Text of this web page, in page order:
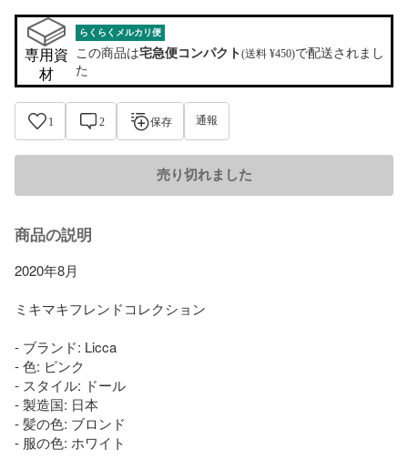
専用資
材
らくらくメルカリ便
この商品は宅急便コンパクト(送料 ¥450)で配送されまし
た
1 2 保存 通報
売り切れました
商品の説明
2020年8月
ミキマキフレンドコレクション
- ブランド: Licca
- 色: ピンク
- スタイル: ドール
- 製造国: 日本
- 髪の色: ブロンド
- 服の色: ホワイト